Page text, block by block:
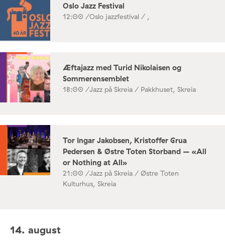
Oslo Jazz Festival
12:00 /Oslo jazzfestival / ,
Æftajazz med Turid Nikolaisen og
Sommerensemblet
18:00 /Jazz på Skreia / Pakkhuset, Skreia
Tor Ingar Jakobsen, Kristoffer Grua
Pedersen & Østre Toten Storband – «All
or Nothing at All»
21:00 /Jazz på Skreia / Østre Toten
Kulturhus, Skreia
14. august